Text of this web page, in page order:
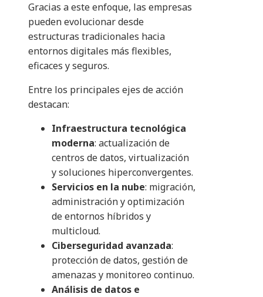
Gracias a este enfoque, las empresas
pueden evolucionar desde
estructuras tradicionales hacia
entornos digitales más flexibles,
eficaces y seguros.
Entre los principales ejes de acción
destacan:
Infraestructura tecnológica
moderna: actualización de
centros de datos, virtualización
y soluciones hiperconvergentes.
Servicios en la nube: migración,
administración y optimización
de entornos híbridos y
multicloud.
Ciberseguridad avanzada:
protección de datos, gestión de
amenazas y monitoreo continuo.
Análisis de datos e